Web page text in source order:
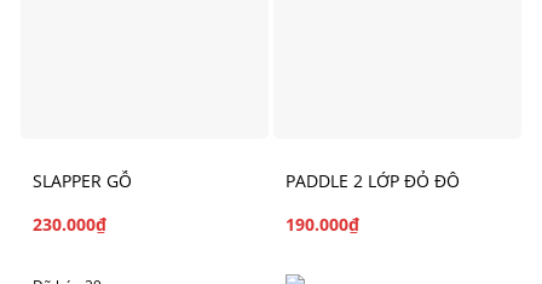
SLAPPER GỖ
230.000₫
PADDLE 2 LỚP ĐỎ ĐÔ
190.000₫